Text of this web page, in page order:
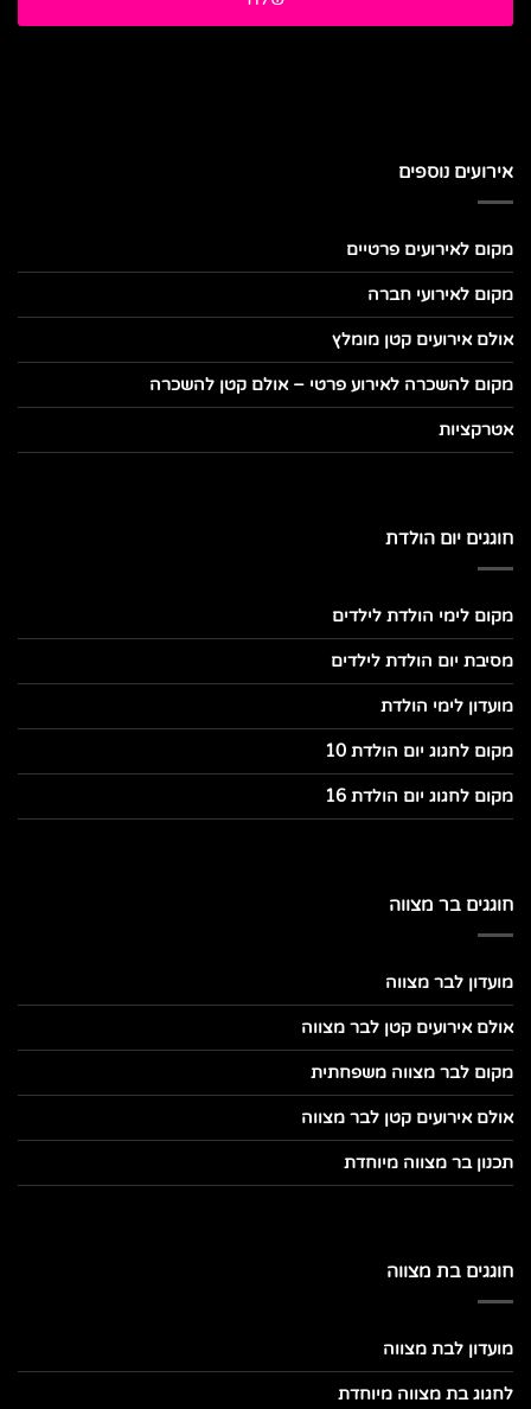
אירועים נוספים
מקום לאירועים פרטיים
מקום לאירועי חברה
אולם אירועים קטן מומלץ
מקום להשכרה לאירוע פרטי – אולם קטן להשכרה
אטרקציות
חוגגים יום הולדת
מקום לימי הולדת לילדים
מסיבת יום הולדת לילדים
מועדון לימי הולדת
מקום לחגוג יום הולדת 10
מקום לחגוג יום הולדת 16
חוגגים בר מצווה
מועדון לבר מצווה
אולם אירועים קטן לבר מצווה
מקום לבר מצווה משפחתית
אולם אירועים קטן לבר מצווה
תכנון בר מצווה מיוחדת
חוגגים בת מצווה
מועדון לבת מצווה
לחגוג בת מצווה מיוחדת